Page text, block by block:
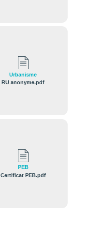
Urbanisme
RU anonyme.pdf
PEB
Certificat PEB.pdf